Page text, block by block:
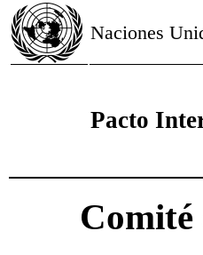
Naciones
Pacto
Comité